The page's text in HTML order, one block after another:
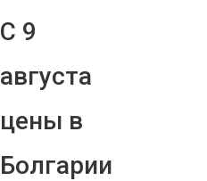
С 9
августа
цены в
Болгарии